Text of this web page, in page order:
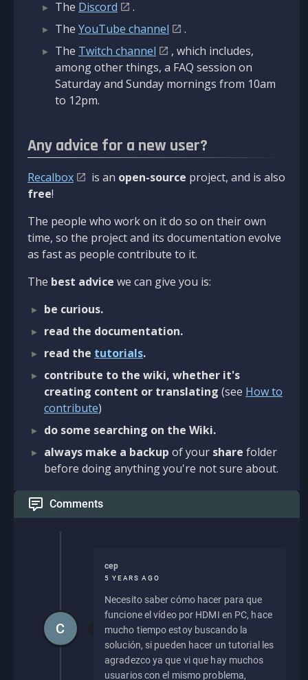
The Discord
.
The YouTube channel
.
The Twitch channel
, which includes,
among other things, a FAQ session on
Saturday and Sunday mornings from 10am
to 12pm.
Any advice for a new user?
Recalbox is an open-source project, and is also
free!
The people who work on it do so on their own
time, so the project and its documentation evolve
as fast as people contribute to it.
The best advice we can give you is:
be curious.
read the documentation.
read the tutorials.
contribute to the wiki, whether it's
creating content or translating (see How to
contribute)
do some searching on the Wiki.
always make a backup of your share folder
before doing anything you're not sure about.
Comments
cep
5 YEARS AGO
Necesito saber cómo hacer para que
funcione el vídeo por HDMI en PC, hace
mucho tiempo estoy buscando la
solución, si pueden hacer un tutorial les
agradezco ya que vi que hay muchos
usuarios con el mismo problema,
C